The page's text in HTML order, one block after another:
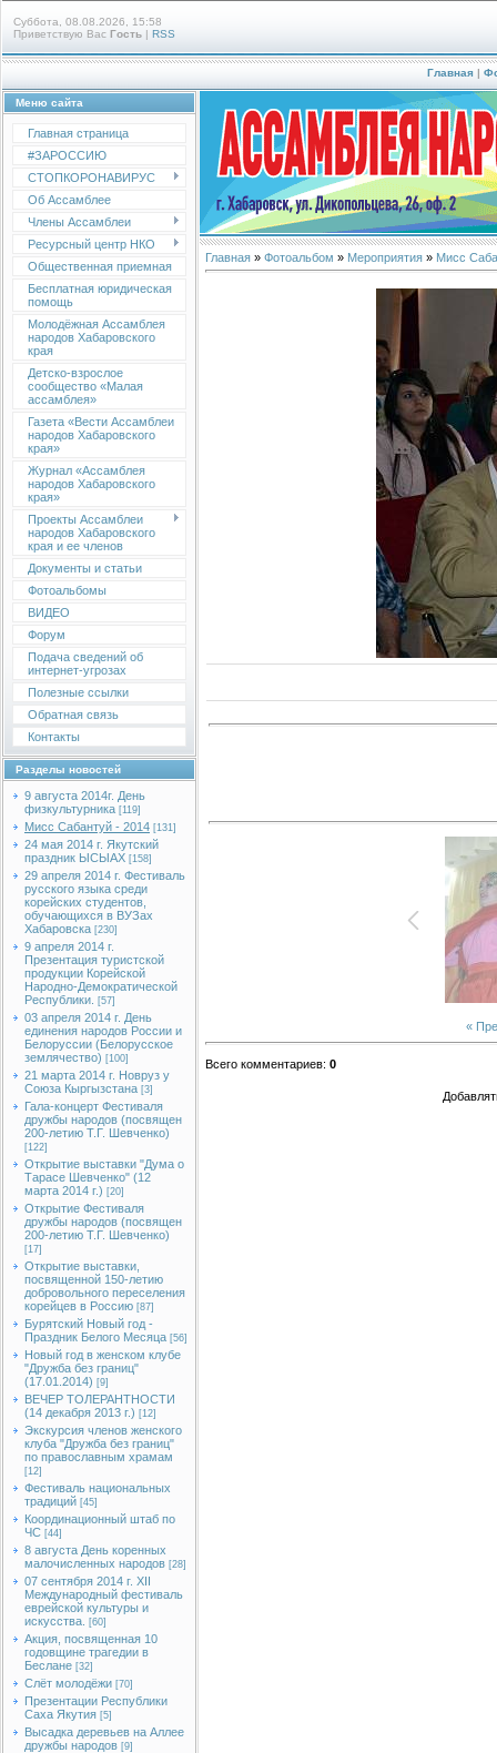
Суббота, 08.08.2026, 15:58
Приветствую Вас Гость | RSS
Главная |
Меню сайта
Главная страница
#ЗАРОССИЮ
СТОПКОРОНАВИРУС
Об Ассамблее
Члены Ассамблеи
Ресурсный центр НКО
Общественная приемная
Бесплатная юридическая
помощь
Молодёжная Ассамблея
народов Хабаровского
края
Детско-взрослое
сообщество «Малая
ассамблея»
Газета «Вести Ассамблеи
народов Хабаровского
края»
Журнал «Ассамблея
народов Хабаровского
края»
Проекты Ассамблеи
народов Хабаровского
края и ее членов
Документы и статьи
Фотоальбомы
ВИДЕО
Форум
Подача сведений об
интернет-угрозах
Полезные ссылки
Обратная связь
Контакты
Разделы новостей
9 августа 2014г. День
физкультурника [119]
Мисс Сабантуй - 2014 [131]
24 мая 2014 г. Якутский
праздник ЫСЫАХ [158]
29 апреля 2014 г. Фестиваль
русского языка среди
корейских студентов,
обучающихся в ВУЗах
Хабаровска [230]
9 апреля 2014 г.
Презентация туристской
продукции Корейской
Народно-Демократической
Республики.
[57]
03 апреля 2014 г. День
единения народов России и
Белоруссии (Белорусское
землячество) [100]
21 марта 2014 г. Новруз у
Союза Кыргызстана [3]
Гала-концерт Фестиваля
дружбы народов (посвящен
200-летию Т.Г. Шевченко)
[122]
Открытие выставки "Дума о
Тарасе Шевченко" (12
марта 2014 г.) [20]
Открытие Фестиваля
дружбы народов (посвящен
200-летию Т.Г. Шевченко)
[17]
Открытие выставки,
посвященной 150-летию
добровольного переселения
корейцев в Россию [87]
Бурятский Новый год -
Праздник Белого Месяца [56]
Новый год в женском клубе
"Дружба без границ"
(17.01.2014) [9]
ВЕЧЕР ТОЛЕРАНТНОСТИ
(14 декабря 2013 г.) [12]
Экскурсия членов женского
клуба "Дружба без границ"
по православным храмам
[12]
Фестиваль национальных
традиций [45]
Координационный штаб по
ЧС [44]
8 августа День коренных
малочисленных народов [28]
07 сентября 2014 г. XII
Международный фестиваль
еврейской культуры и
искусства.
[60]
Акция, посвященная 10
годовщине трагедии в
Беслане [32]
Слёт молодёжи [70]
Презентации Республики
Саха Якутия [5]
Высадка деревьев на Аллее
дружбы народов [9]
Главная » Фотоальбом » Мероприятия » Мисс
«
Всего комментариев: 0